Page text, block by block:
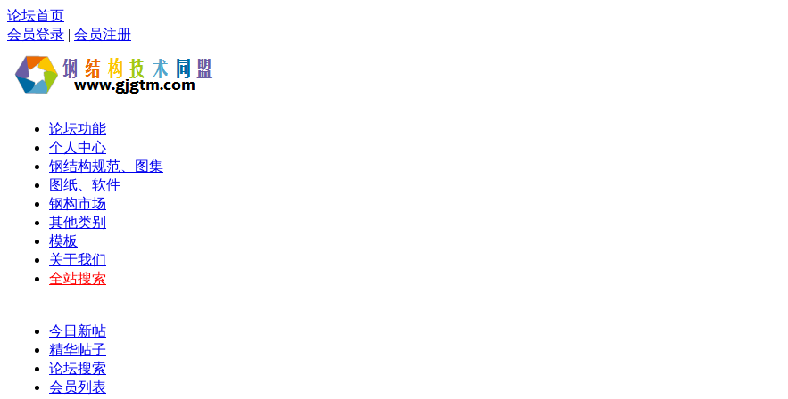
论坛首页
会员登录 | 会员注册
论坛功能
个人中心
钢结构规范、图集
图纸、软件
钢构市场
其他类别
模板
关于我们
全站搜索
今日新帖
精华帖子
论坛搜索
会员列表